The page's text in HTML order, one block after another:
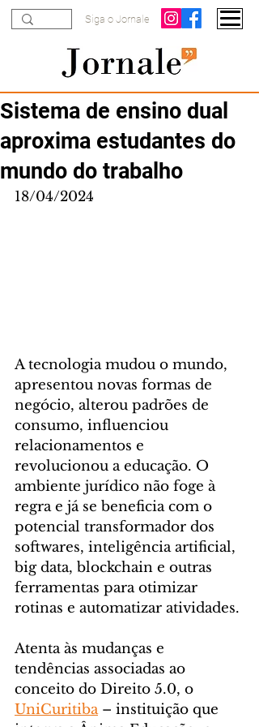
Siga o Jornale
Sistema de ensino dual
aproxima estudantes do
mundo do trabalho
18/04/2024
A tecnologia mudou o mundo,
apresentou novas formas de
negócio, alterou padrões de
consumo, influenciou
relacionamentos e
revolucionou a educação. O
ambiente jurídico não foge à
regra e já se beneficia com o
potencial transformador dos
softwares, inteligência artificial,
big data, blockchain e outras
ferramentas para otimizar
rotinas e automatizar atividades.
Atenta às mudanças e
tendências associadas ao
conceito do Direito 5.0, o
UniCuritiba – instituição que